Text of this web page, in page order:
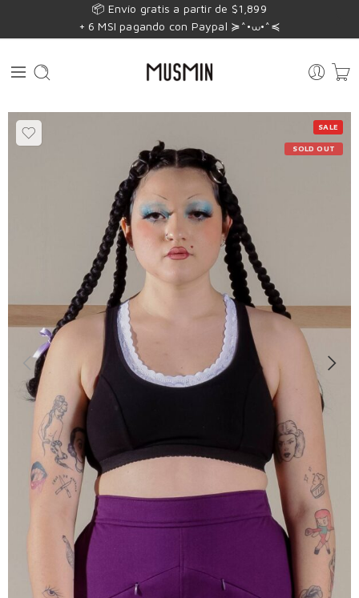
📦 Envío gratis a partir de $1,899
+ 6 MSI pagando con Paypal ≽^•⩊•^≼
SALE
SOLD OUT